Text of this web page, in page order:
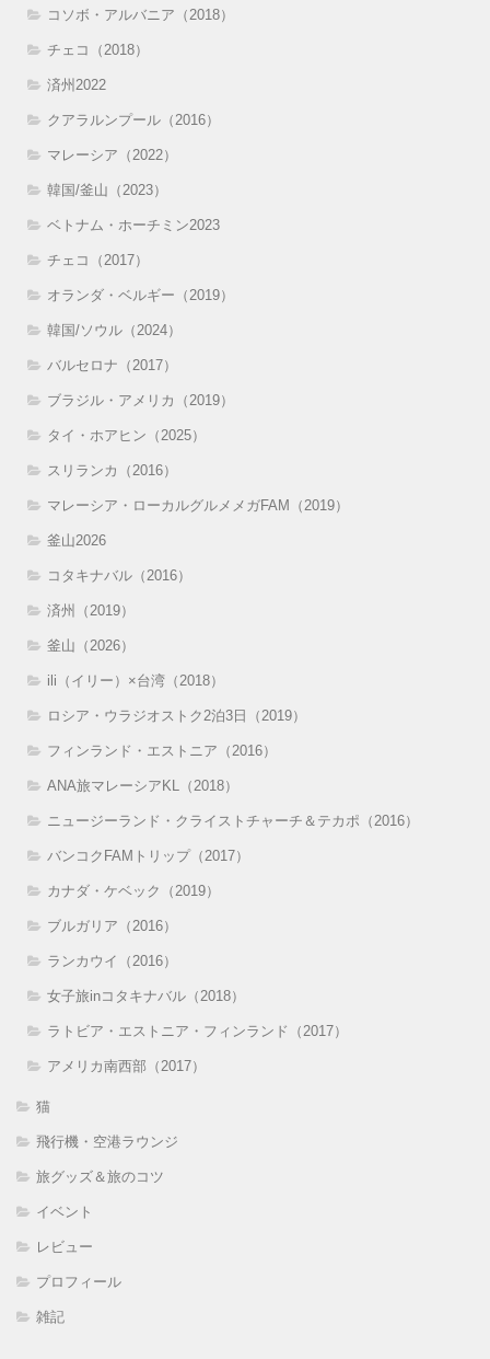
コソボ・アルバニア（2018）
チェコ（2018）
済州2022
クアラルンプール（2016）
マレーシア（2022）
韓国/釜山（2023）
ベトナム・ホーチミン2023
チェコ（2017）
オランダ・ベルギー（2019）
韓国/ソウル（2024）
バルセロナ（2017）
ブラジル・アメリカ（2019）
タイ・ホアヒン（2025）
スリランカ（2016）
マレーシア・ローカルグルメメガFAM（2019）
釜山2026
コタキナバル（2016）
済州（2019）
釜山（2026）
ili（イリー）×台湾（2018）
ロシア・ウラジオストク2泊3日（2019）
フィンランド・エストニア（2016）
ANA旅マレーシアKL（2018）
ニュージーランド・クライストチャーチ＆テカポ（2016）
バンコクFAMトリップ（2017）
カナダ・ケベック（2019）
ブルガリア（2016）
ランカウイ（2016）
女子旅inコタキナバル（2018）
ラトビア・エストニア・フィンランド（2017）
アメリカ南西部（2017）
猫
飛行機・空港ラウンジ
旅グッズ＆旅のコツ
イベント
レビュー
プロフィール
雑記